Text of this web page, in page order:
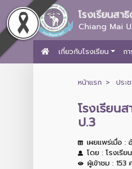
โรงเรียนสา
Chiang Mai
เกี่ยวกับโรงเรียน ก
หน้าแรก ประ
โรงเรียน
ป.3
เผยแพร่เมื่อ :
โดย : โรงเรีย
ผู้เข้าชม : 153